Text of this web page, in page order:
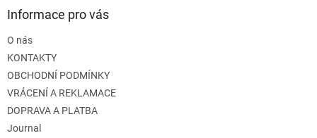
Informace pro vás
O nás
KONTAKTY
OBCHODNÍ PODMÍNKY
VRÁCENÍ A REKLAMACE
DOPRAVA A PLATBA
Journal